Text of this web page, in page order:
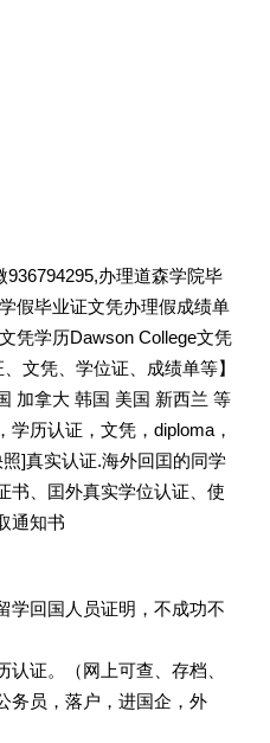
办理道森学院毕
假毕业证文凭办理假成绩单
凭学历Dawson College文凭
文凭、学位证、成绩单等】
加拿大 韩国 美国 新西兰 等
历认证，文凭，diploma，
]真实认证.海外回囯的同学
书、囯外真实学位认证、使
通知书
回国人员证明，不成功不
证。（网上可查、存档、
务员，落户，进国企，外